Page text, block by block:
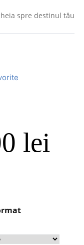
spre destinul tău
lei